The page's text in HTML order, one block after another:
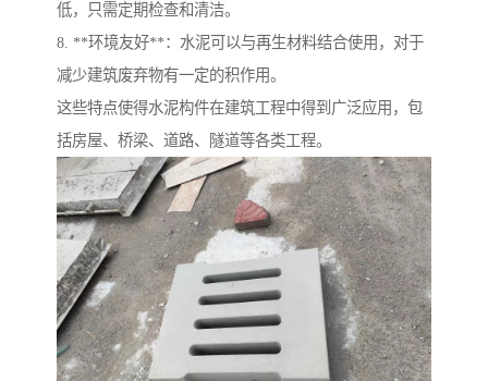
低，只需定期检查和清洁。
8. **环境友好**：水泥可以与再生材料结合使用，对于
减少建筑废弃物有一定的积作用。
这些特点使得水泥构件在建筑工程中得到广泛应用，包
括房屋、桥梁、道路、隧道等各类工程。